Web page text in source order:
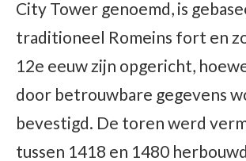
City Tower genoemd, is
traditioneel Romeins fort en
12e eeuw zijn opgericht,
door betrouwbare gegevens
bevestigd. De toren werd
tussen 1418 en 1480